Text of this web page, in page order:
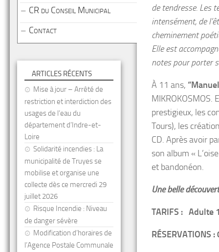
de tendresse. Les
intensément, de
cheminement
Elle est
notes pour porter
À 11 ans,
prestigieux, les
Tours), les
CD. Après avoir
son album «
et bandonéon.
Une belle
TARIFS : Adulte
RÉSERVATIONS :
CR du Conseil Municipal
Contact
ARTICLES RÉCENTS
Mise à jour – Arrêté de
restriction et interdiction des
usages de l’eau du
département d’Indre-et-
Loire
Solidarité incendies : La
municipalité de Truyes se
mobilise et organise une
collecte dès ce mercredi 29
juillet 2026
Risque Incendie : Niveau
de danger sévère
Modification d’horaires de
l’Agence Postale Communale